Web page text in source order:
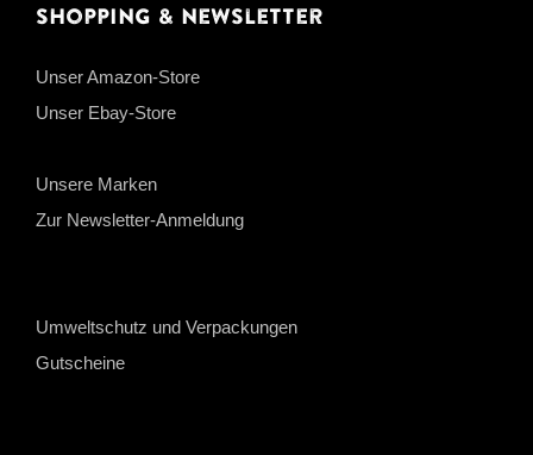
Shopping & Newsletter
Unser Amazon-Store
Unser Ebay-Store
Unsere Marken
Zur Newsletter-Anmeldung
Umweltschutz und Verpackungen
Gutscheine